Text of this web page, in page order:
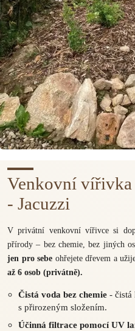
Venkovní vířivka
- Jacuzzi
V privátní venkovní vířivce si
přírody – bez chemie, bez jiných
jen pro sebe ohřejete dřevem a
až 6 osob (privátně).
Čistá voda bez chemie - čistá
s přirozeným složením.
Účinná filtrace pomocí UV